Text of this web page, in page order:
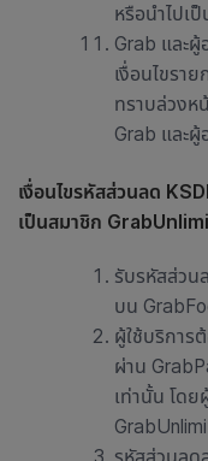
หรือนำไปเ
Grab และ
เงื่อนไขรา
ทราบล่วงห
Grab และ
เงื่อนไขรหัสส่วนลด
เป็นสมาชิก
รับรหัสส่วน
บน
ผู้ใช้บริการ
ผ่าน
เท่านั้น โดย